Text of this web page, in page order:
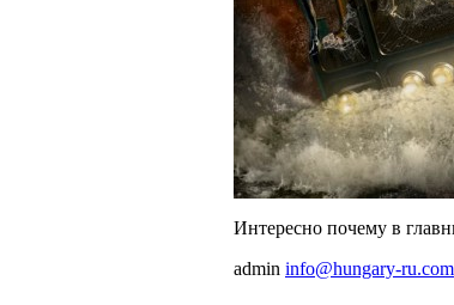
Интересно почему в
admin info@hungary-ru.com